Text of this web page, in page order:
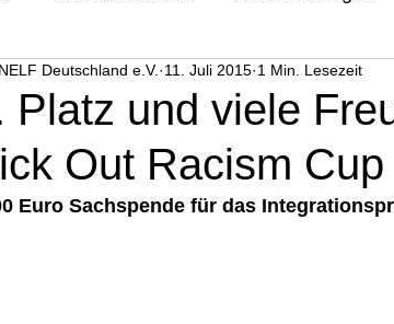
Benefiz Spielvorschau
Platz und viele
Out Racism
Deutschland e.V. 11. Juli 2015 1 Min. Lesezeit
Euro Sachspende für das